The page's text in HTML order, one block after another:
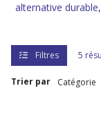
alternative
Filtres 5
Trier par
Afficher
résultats